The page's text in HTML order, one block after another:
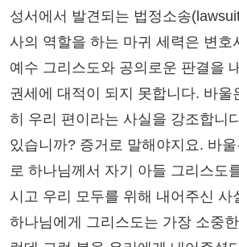
성서에서 발견되는 법정소송
사의 역할을 하는 마귀 세력은 변호
예수 그리스도와 공의로운 판결을
권세에 대적이 되지 못합니다. 바울
히 우리 편이라는 사실을 강조합니
있습니까? 증거로 말해야지요. 바
로 하나님께서 자기 아들 그리스도
시고 우리 모두를 위해 내어주신 사
하나님에게 그리스도는 가장 소중